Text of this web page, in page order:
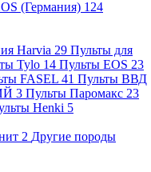
(Германия) 124
Harvia 29 Пульты для
Tylo 14 Пульты EOS 23
FASEL 41 Пульты ВВД
3 Пульты Паромакс 23
Henki 5
2 Другие породы